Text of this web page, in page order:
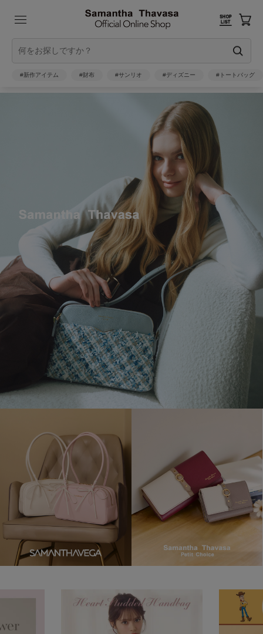
#新作アイテム #財布 #サンリオ #ディズニー #トートバッグ